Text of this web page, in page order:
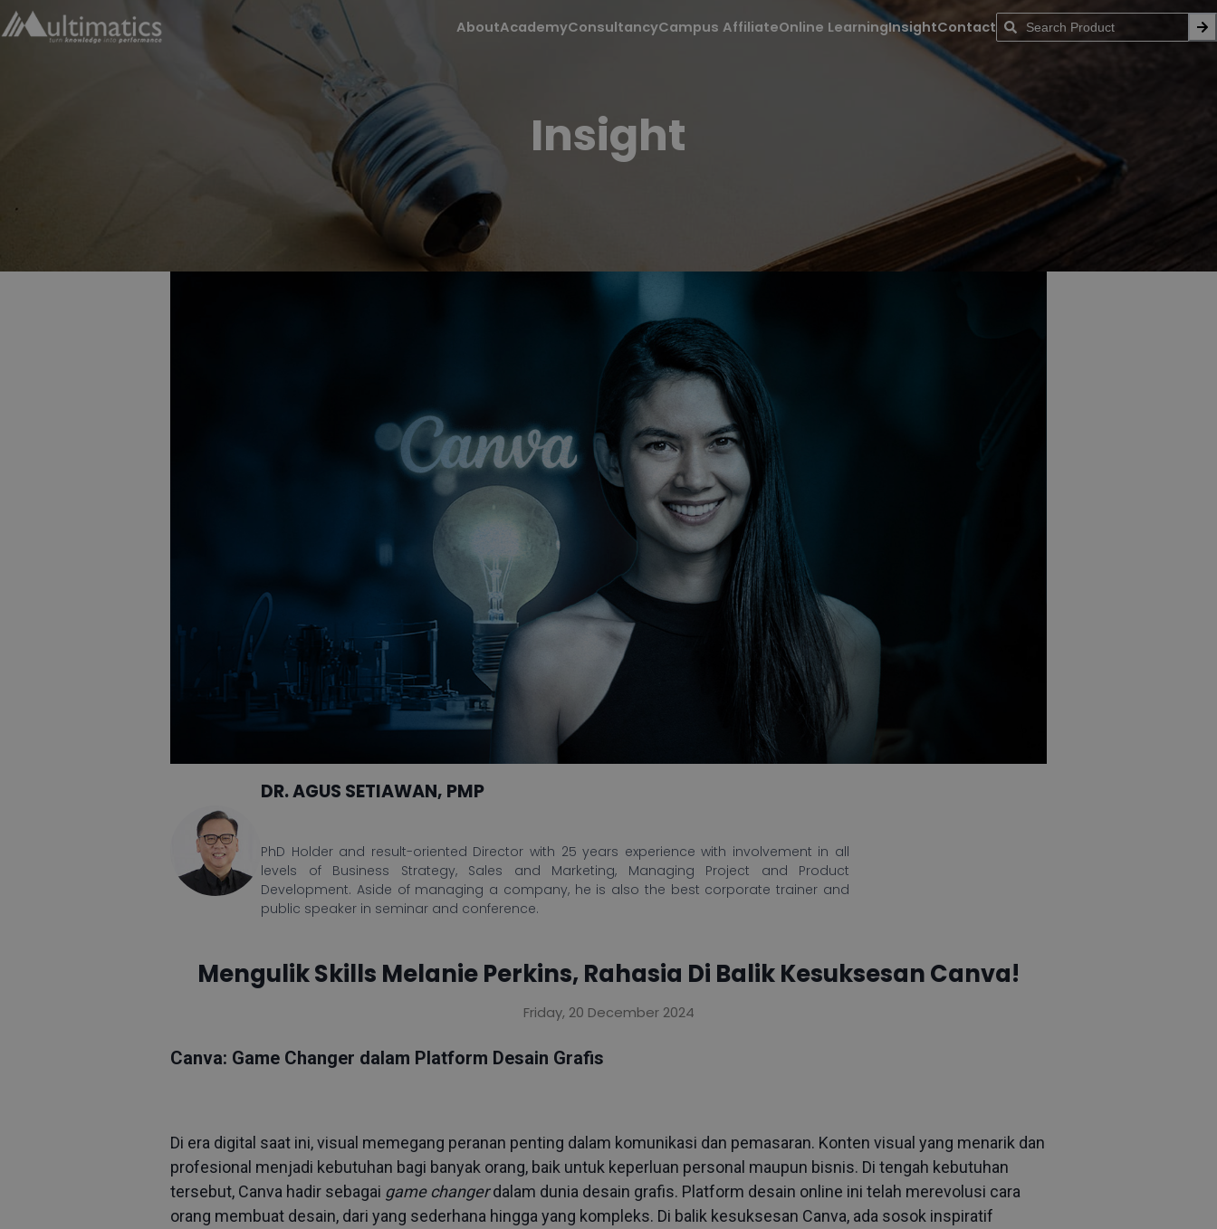
AboutAcademyConsultancyCampus AffiliateOnline LearningInsightContact
Insight
DR. AGUS SETIAWAN, PMP
PhD Holder and result-oriented Director with 25 years experience with involvement in all
levels of Business Strategy, Sales and Marketing, Managing Project and Product
Development. Aside of managing a company, he is also the best corporate trainer and
public speaker in seminar and conference.
Mengulik Skills Melanie Perkins, Rahasia Di Balik Kesuksesan Canva!
Friday, 20 December 2024
Canva: Game Changer dalam Platform Desain Grafis
Di era digital saat ini, visual memegang peranan penting dalam komunikasi dan pemasaran. Konten visual yang menarik dan
profesional menjadi kebutuhan bagi banyak orang, baik untuk keperluan personal maupun bisnis. Di tengah kebutuhan
tersebut, Canva hadir sebagai game changerdalam dunia desain grafis. Platform desain online ini telah merevolusi cara
orang membuat desain, dari yang sederhana hingga yang kompleks. Di balik kesuksesan Canva, ada sosok inspiratif